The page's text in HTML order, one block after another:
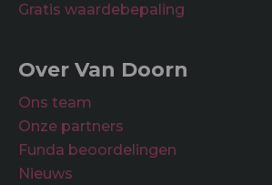
Gratis waardebepaling
Over Van Doorn
Ons team
Onze partners
Funda beoordelingen
Nieuws